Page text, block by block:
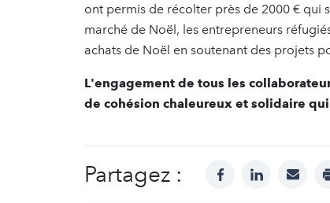
ont permis de récolter près de 2000 € qui
marché de Noël, les entrepreneurs
achats de Noël en soutenant des projets
L'engagement de tous les
de cohésion chaleureux et solidaire
Partagez : facebooklinkedinmail